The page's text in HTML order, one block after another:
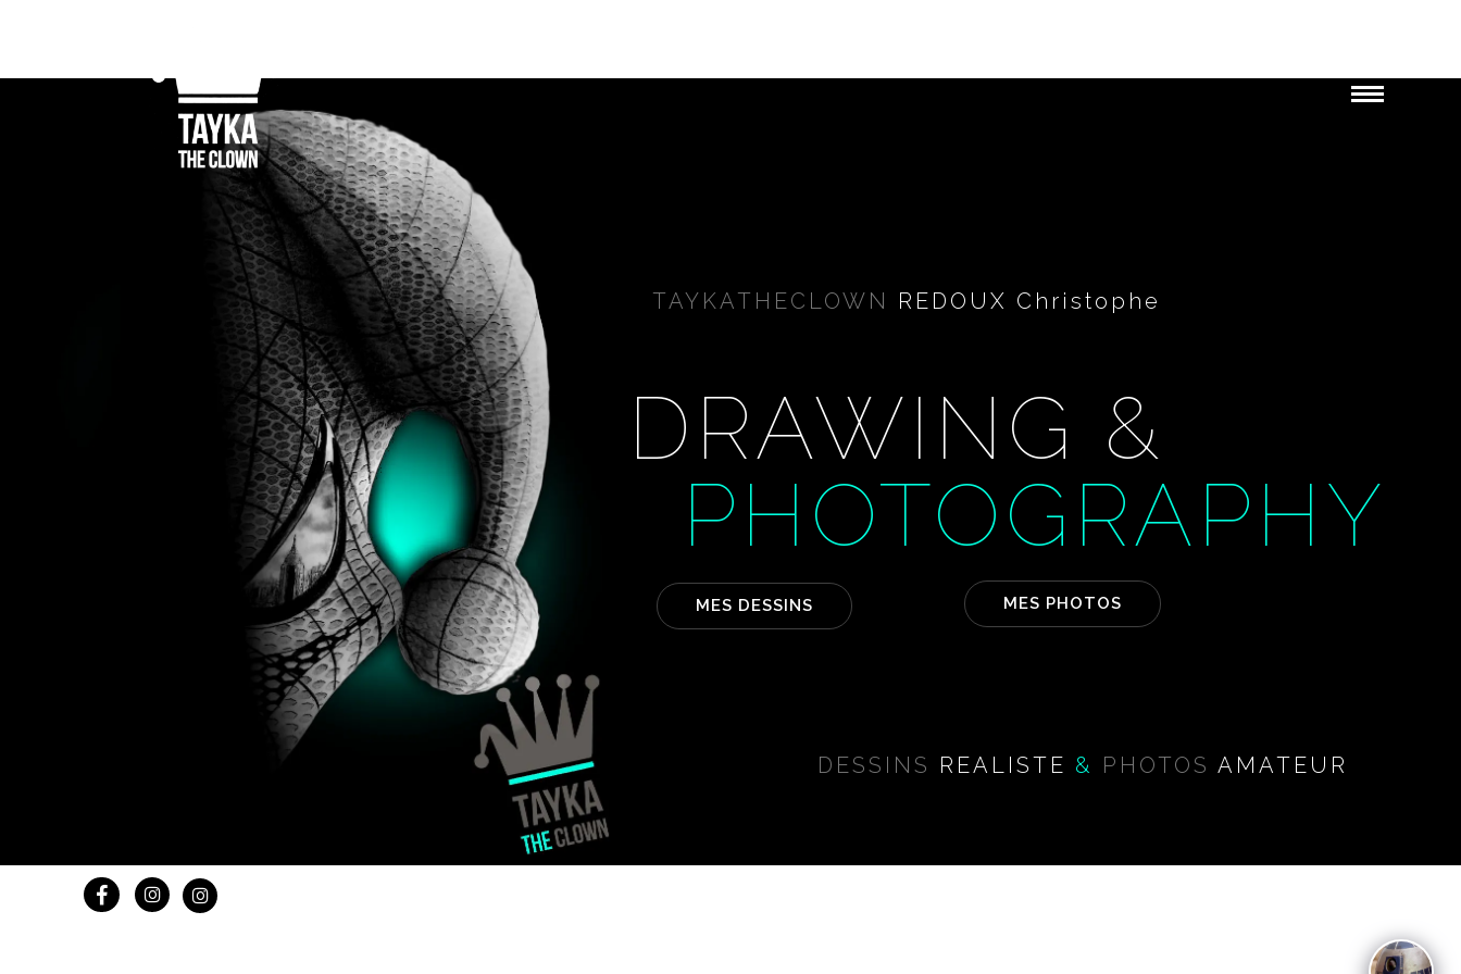
TAYKATHECLOWN REDOUX Christophe
DRAWING &
PHOTOGRAPHY
MES DESSINS MES PHOTOS
DESSINS REALISTE & PHOTOS AMATEUR